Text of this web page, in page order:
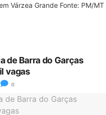
Várzea Grande Fonte: PM/MT
de Barra do Garças
vagas
0